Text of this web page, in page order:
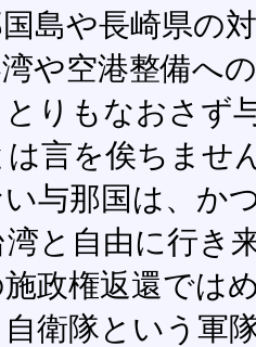
島や長崎県の
や空港整備へ
りもなおさず
言を俟ちませ
与那国は、か
と自由に行き
施政権返還では
衛隊という軍